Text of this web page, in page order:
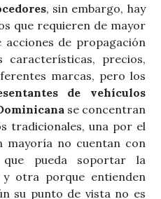
, sin embargo, hay
que requieren de mayor
de propagación
características, precios,
marcas, pero los
de vehículos
se concentran
tradicionales, una por el
mayoría no cuentan con
pueda soportar la
y otra porque entienden
su punto de vista no es